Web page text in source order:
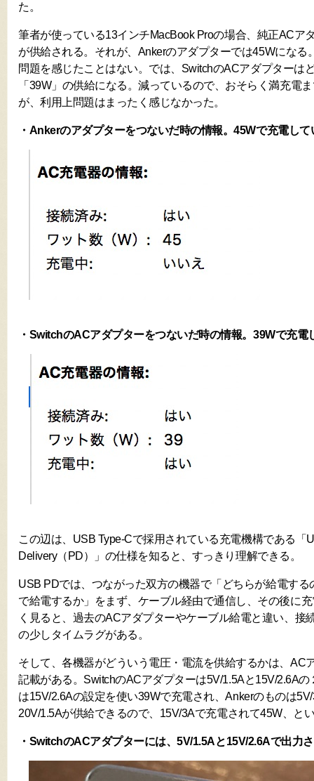
た。
筆者が使っている13インチMacBook Proの場合、純正ACア
が供給される。それが、Ankerのアダプターでは45Wになる
問題を感じたことはない。では、SwitchのACアダプターは
「39W」の供給になる。減っているので、おそらく満充電
が、利用上問題はまったく感じなかった。
・Ankerのアダプターをつないだ時の情報。45Wで充電して
・SwitchのACアダプターをつないだ時の情報。39Wで充電
この辺は、USB Type-Cで採用されている充電機構である「
Delivery（PD）」の仕様を知ると、すっきり理解できる。
USB PDでは、つながった双方の機器で「どちらが給電する
で給電するか」をまず、ケーブル経由で通信し、その後に
く見ると、過去のACアダプターやケーブル給電と違い、接
の少しタイムラグがある。
そして、各機器がどういう電圧・電流を供給するかは、AC
記載がある。SwitchのACアダプターは5V/1.5Aと15V/2.6A
は15V/2.6Aの設定を使い39Wで充電され、Ankerのものは
20V/1.5Aが供給できるので、15V/3Aで充電されて45W、と
・SwitchのACアダプターには、5V/1.5Aと15V/2.6Aで出力